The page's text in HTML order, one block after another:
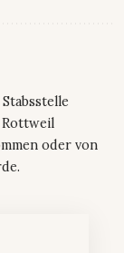
oder von